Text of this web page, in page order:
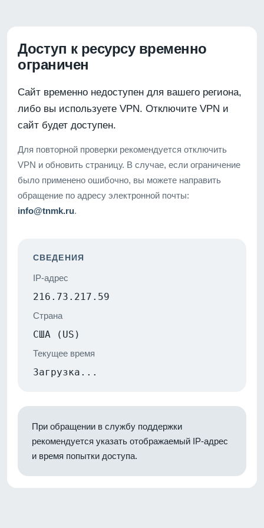
Доступ к ресурсу временно
ограничен
Сайт временно недоступен для вашего региона,
либо вы используете VPN. Отключите VPN и
сайт будет доступен.
Для повторной проверки рекомендуется отключить
VPN и обновить страницу. В случае, если ограничение
было применено ошибочно, вы можете направить
обращение по адресу электронной почты:
info@tnmk.ru.
СВЕДЕНИЯ
IP-адрес
216.73.217.59
Страна
США (US)
Текущее время
Загрузка...
При обращении в службу поддержки
рекомендуется указать отображаемый IP-адрес
и время попытки доступа.